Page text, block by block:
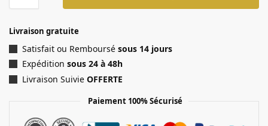
Livraison gratuite
Satisfait ou Remboursé sous 14 jours
Expédition sous 24 à 48h
Livraison Suivie OFFERTE
Paiement 100% Sécurisé